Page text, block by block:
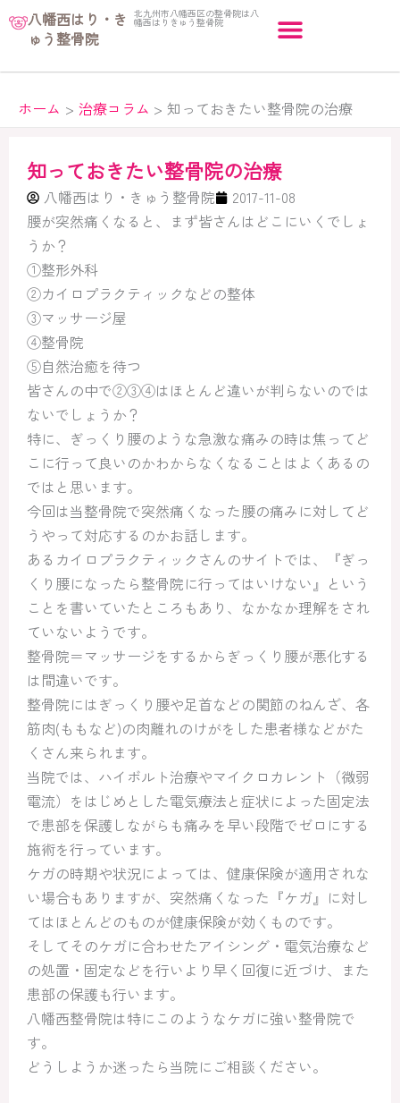
内
容
八幡西はり・き
ゅう整骨院
北九州市八幡西区の整骨院は八
幡西はりきゅう整骨院
ホーム 治療コラム 知っておきたい整骨院の治療
知っておきたい整骨院の治療
八幡西はり・きゅう整骨院
2017-11-08
腰が突然痛くなると、まず皆さんはどこにいくでしょ
うか？
①整形外科
②カイロプラクティックなどの整体
③マッサージ屋
④整骨院
⑤自然治癒を待つ
皆さんの中で②③④はほとんど違いが判らないのでは
ないでしょうか？
特に、ぎっくり腰のような急激な痛みの時は焦ってど
こに行って良いのかわからなくなることはよくあるの
ではと思います。
今回は当整骨院で突然痛くなった腰の痛みに対してど
うやって対応するのかお話します。
あるカイロプラクティックさんのサイトでは、『ぎっ
くり腰になったら整骨院に行ってはいけない』という
ことを書いていたところもあり、なかなか理解をされ
ていないようです。
整骨院＝マッサージをするからぎっくり腰が悪化する
は間違いです。
整骨院にはぎっくり腰や足首などの関節のねんざ、各
筋肉(ももなど)の肉離れのけがをした患者様などがた
くさん来られます。
当院では、ハイボルト治療やマイクロカレント（微弱
電流）をはじめとした電気療法と症状によった固定法
で患部を保護しながらも痛みを早い段階でゼロにする
施術を行っています。
ケガの時期や状況によっては、健康保険が適用されな
い場合もありますが、突然痛くなった『ケガ』に対し
てはほとんどのものが健康保険が効くものです。
そしてそのケガに合わせたアイシング・電気治療など
の処置・固定などを行いより早く回復に近づけ、また
患部の保護も行います。
八幡西整骨院は特にこのようなケガに強い整骨院で
す。
どうしようか迷ったら当院にご相談ください。